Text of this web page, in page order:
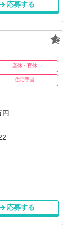
応募する
産休・育休
住宅手当
円
応募する